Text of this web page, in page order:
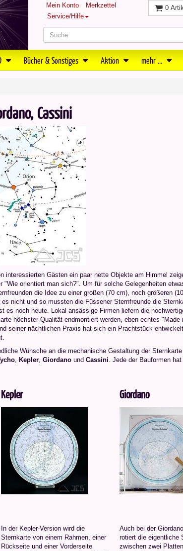
Mein Konto
Merkzettel
Service/Hilfe
0
Bücher & Sonstiges Aktion mehr ...
Cassini
Gästen ein paar nette Objekte am Himmel
orientiert man sich?". Um für solche Gelegenheiten
die Idee zu einer großen (70 cm), noch größeren
nicht und so mussten die Füssener Sternfreunde die
es noch heute. Lokal ansässige Firmen liefern die
höchster Qualität endmontiert werden, eben echtes "Made
seiner nächtlichen Praxis hat sich ein Prachtstück
Wünsche an die mechanische Gestaltung der
, Kepler, Giordanound Cassini. Jede der Bauformen hat
Kepler Giordano
In der Kepler-Version wird die
Sternkarte von einem Rahmen, einer
Rückseite und einer Vorderseite
Auch bei der
rotiert die eigentliche
zwischen zwei